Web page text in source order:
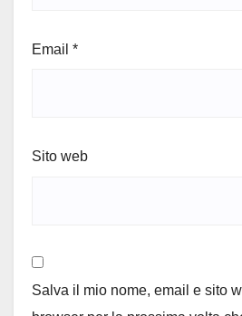
Email *
Sito web
Salva il mio nome, email e sito